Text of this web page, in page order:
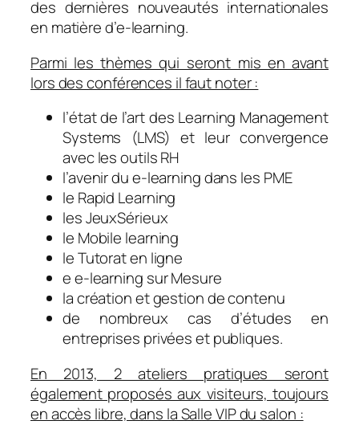
des dernières nouveautés internationales
en matière d’e-learning.
Parmi les thèmes qui seront mis en avant
lors des conférences il faut noter :
l’état de l’art des Learning Management
Systems (LMS) et leur convergence
avec les outils RH
l’avenir du e-learning dans les PME
le Rapid Learning
les JeuxSérieux
le Mobile learning
le Tutorat en ligne
e e-learning sur Mesure
la création et gestion de contenu
de nombreux cas d’études en
entreprises privées et publiques.
En 2013, 2 ateliers pratiques seront
également proposés aux visiteurs, toujours
en accès libre, dans la Salle VIP du salon :